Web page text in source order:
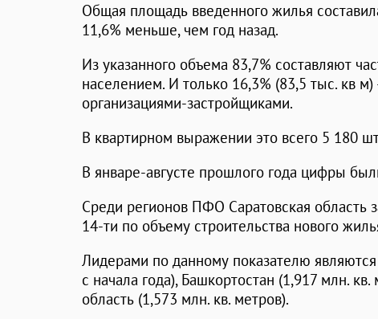
Общая площадь введенного жилья
11,6% меньше, чем год назад.
Из указанного объема 83,7% составляют
населением. И только 16,3% (83,5 тыс. кв
организациями-застройщиками.
В квартирном выражении это всего 5 180
В январе-августе прошлого года цифры
Среди регионов ПФО Саратовская область
14-ти по объему строительства нового
Лидерами по данному показателю
с начала года), Башкортостан (1,917 млн.
область (1,573 млн. кв. метров).